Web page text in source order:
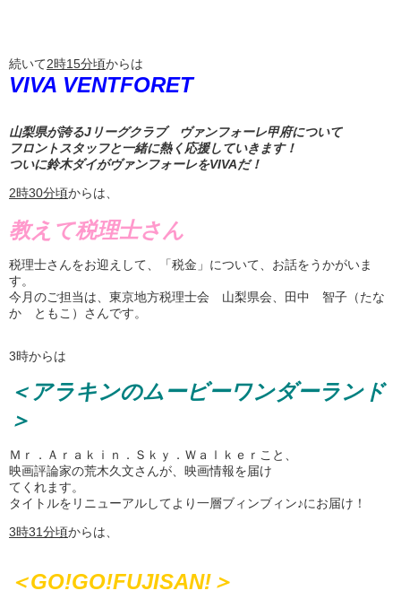
続いて2時15分頃からは
VIVA VENTFORET
山梨県が誇るJリーグクラブ ヴァンフォーレ甲府について
フロントスタッフと一緒に熱く応援していきます！
ついに鈴木ダイがヴァンフォーレをVIVAだ！
2時30分頃からは、
教えて税理士さん
税理士さんをお迎えして、「税金」について、お話をうかがいま
す。
今月のご担当は、東京地方税理士会 山梨県会、田中 智子（たな
か ともこ）さんです。
3時からは
＜アラキンのムービーワンダーランド
＞
Ｍｒ．Ａｒａｋｉｎ．Ｓｋｙ．Ｗａｌｋｅｒこと、
映画評論家の荒木久文さんが、映画情報を届け
てくれます。
タイトルをリニューアルしてより一層ブィンブィン♪にお届け！
3時31分頃からは、
＜GO!GO!FUJISAN!＞